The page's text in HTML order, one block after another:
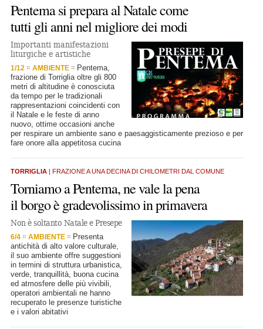
Pentema si prepara al Natale come
tutti gli anni nel migliore dei modi
Importanti manifestazioni
liturgiche e artistiche
1/12 AMBIENTE
Pentema,
frazione di Torriglia oltre gli 800
metri di altitudine è conosciuta
da tempo per le tradizionali
rappresentazioni coincidenti con
il Natale e le feste di anno
nuovo, ottime occasioni anche
per respirare un ambiente sano e paesaggisticamente prezioso e per
fare onore alla appetitosa cucina
TORRIGLIA | FRAZIONE A UNA DECINA DI CHILOMETRI DAL COMUNE
Torniamo a Pentema, ne vale la pena
il borgo è gradevolissimo in primavera
Non è soltanto Natale e Presepe
6/4 AMBIENTE
Presenta
antichità di alto valore culturale,
il suo ambiente offre suggestioni
in termini di struttura urbanistica,
verde, tranquillità, buona cucina
ed atmosfere delle più vivibili,
operatori ambientali ne hanno
recuperato le presenze turistiche
e i valori abitativi